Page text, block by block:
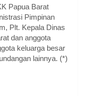
Papua Barat
Pimpinan
Plt. Kepala Dinas
dan anggota
keluarga besar
lainnya. (*)